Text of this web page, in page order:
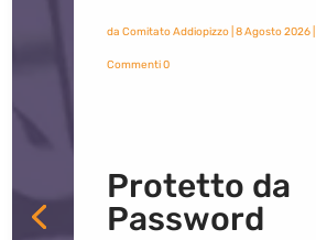
da Comitato Addiopizzo| 8 Agosto 2026|
Commenti 0
Protetto da
Password